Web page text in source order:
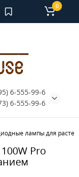
6-555-99-6
6-555-99-6
0
лампы для
Pro